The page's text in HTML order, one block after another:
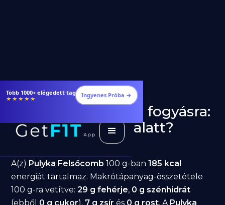
Étrendek, receptek és edzéstervek
★★★★★ Ingyenes Próba →
Pulyka Felsőcomb fogyásra:
jó választás diéta alatt?
A(z) Pulyka Felsőcomb 100 g-ban185 kcal
energiát tartalmaz. Makrótápanyag-összetétele
100 g-ra vetítve:29 g fehérje, 0 g szénhidrát
(ebből 0 g cukor), 7 g zsír és 0 g rost. A Pulyka